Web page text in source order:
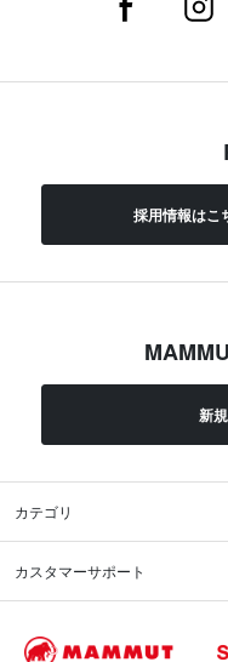
採用情報はこ
新
カテゴリ
カスタマーサポート